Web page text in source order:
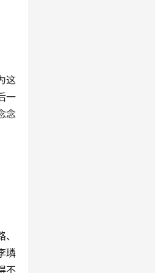
这
一
念
璘
不